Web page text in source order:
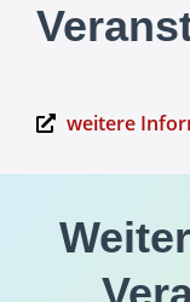
weitere